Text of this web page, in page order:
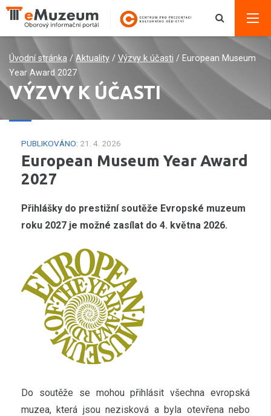
Úvodní stránka / Aktuality / Výzvy k účasti / European Museum
Year Award 2027
VÝZVY K ÚČASTI
PUBLIKOVÁNO: 21. 4. 2026
European Museum Year Award
2027
Přihlášky do prestižní soutěže Evropské muzeum
roku 2027 je možné zasílat do 4. května 2026.
Do soutěže se mohou přihlásit všechna evropská
muzea, která jsou nezisková a byla otevřena nebo